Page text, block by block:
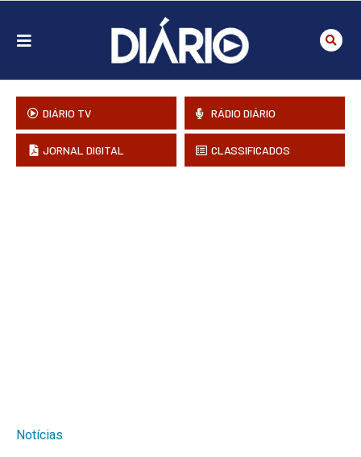
DIÁRIO TV RÁDIO DIÁRIO
JORNAL DIGITAL CLASSIFICADOS
Notícias